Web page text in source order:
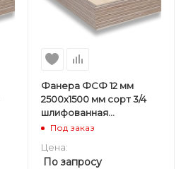
Фанера ФСФ 12 мм
2500х1500 мм сорт 3/4
шлифованная
березовая
Под заказ
Цена:
По запросу